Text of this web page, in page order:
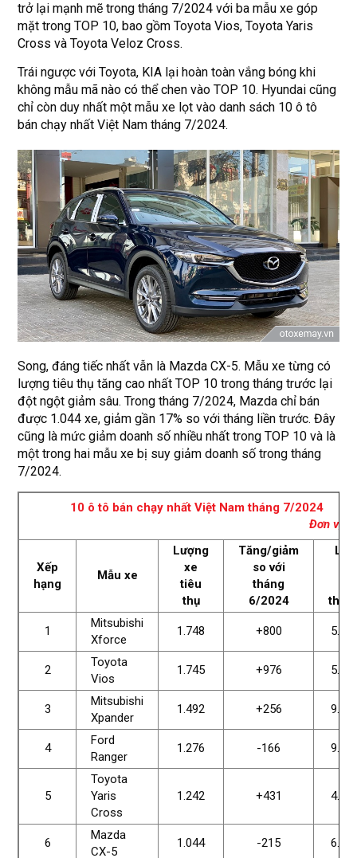
trở lại mạnh mẽ trong tháng 7/2024 với ba mẫu xe góp
mặt trong TOP 10, bao gồm Toyota Vios, Toyota Yaris
Cross và Toyota Veloz Cross.
Trái ngược với Toyota, KIA lại hoàn toàn vắng bóng khi
không mẫu mã nào có thể chen vào TOP 10. Hyundai cũng
chỉ còn duy nhất một mẫu xe lọt vào danh sách 10 ô tô
bán chạy nhất Việt Nam tháng 7/2024.
Song, đáng tiếc nhất vẫn là Mazda CX-5. Mẫu xe từng có
lượng tiêu thụ tăng cao nhất TOP 10 trong tháng trước lại
đột ngột giảm sâu. Trong tháng 7/2024, Mazda chỉ bán
được 1.044 xe, giảm gần 17% so với tháng liền trước. Đây
cũng là mức giảm doanh số nhiều nhất trong TOP 10 và là
một trong hai mẫu xe bị suy giảm doanh số trong tháng
7/2024.
10 ô tô bán chạy nhất Việt Nam tháng 7/2024
Đơn vị:
Xếp
hạng
Mẫu xe
Lượng
xe
tiêu
thụ
Tăng/giảm
so với
tháng
6/2024
Lũy
1
Mitsubishi
Xforce
1.748 +800
2
Toyota
Vios
1.745 +976
3
Mitsubishi
Xpander
1.492 +256
4
Ford
Ranger
1.276 -166
5
Toyota
Yaris
Cross
1.242 +431
6
Mazda
CX-5
1.044 -215